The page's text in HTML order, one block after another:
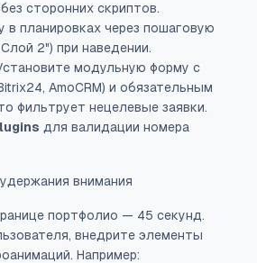
сторонних скриптов.
в планировках через пошаговую
2") при наведении.
модульную форму с
AmoCRM) и обязательным
фильтрует нецелевые заявки.
для валидации номера
внимания
портфолио — 45 секунд.
внедрите элементы
Например: